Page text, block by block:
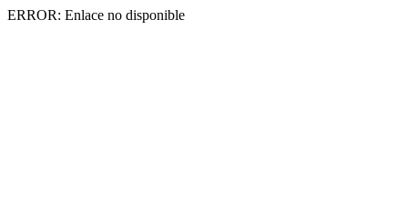
ERROR: Enlace no disponible